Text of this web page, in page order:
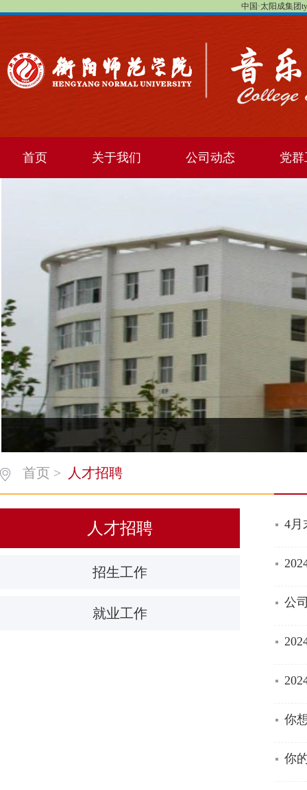
中国·太阳成集团
首页 关于我们 公司动态 党
首页 > 人才招聘
人才招聘
招生工作
就业工作
4月
公
你
你